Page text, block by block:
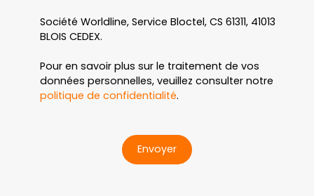
Société Worldline, Service Bloctel, CS 61311, 41013
BLOIS CEDEX.
Pour en savoir plus sur le traitement de vos
données personnelles, veuillez consulter notre
politique de confidentialité.
Envoyer